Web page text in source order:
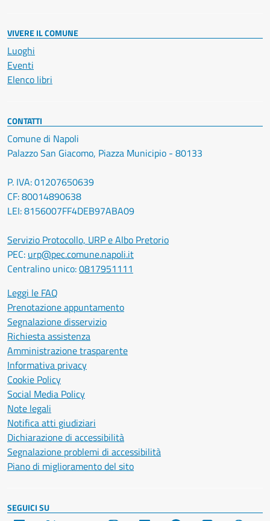
VIVERE IL COMUNE
Luoghi
Eventi
Elenco libri
CONTATTI
Comune di Napoli
Palazzo San Giacomo, Piazza Municipio - 80133
P. IVA: 01207650639
CF: 80014890638
LEI: 8156007FF4DEB97ABA09
Servizio Protocollo, URP e Albo Pretorio
PEC: urp@pec.comune.napoli.it
Centralino unico:0817951111
Leggi le FAQ
Prenotazione appuntamento
Segnalazione disservizio
Richiesta assistenza
Amministrazione trasparente
Informativa privacy
Cookie Policy
Social Media Policy
Note legali
Notifica atti giudiziari
Dichiarazione di accessibilità
Segnalazione problemi di accessibilità
Piano di miglioramento del sito
SEGUICI SU